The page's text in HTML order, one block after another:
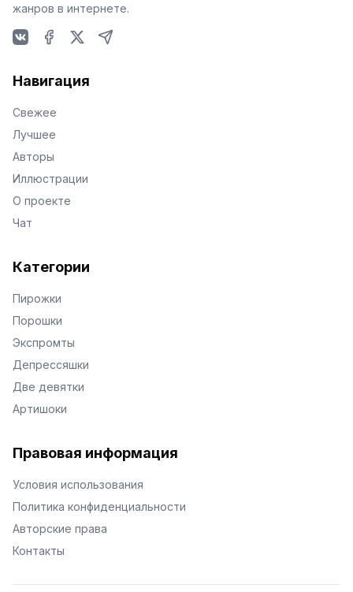
жанров в интернете.
Навигация
Свежее
Лучшее
Авторы
Иллюстрации
О проекте
Чат
Категории
Пирожки
Порошки
Экспромты
Депрессяшки
Две девятки
Артишоки
Правовая информация
Условия использования
Политика конфиденциальности
Авторские права
Контакты